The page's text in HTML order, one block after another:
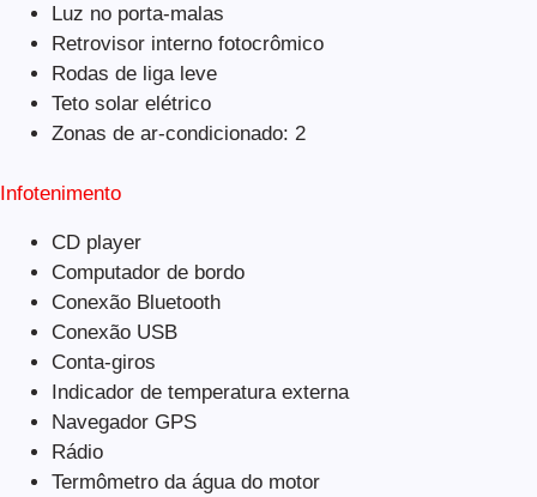
Luz no porta-malas
Retrovisor interno fotocrômico
Rodas de liga leve
Teto solar elétrico
Zonas de ar-condicionado: 2
Infotenimento
CD player
Computador de bordo
Conexão Bluetooth
Conexão USB
Conta-giros
Indicador de temperatura externa
Navegador GPS
Rádio
Termômetro da água do motor